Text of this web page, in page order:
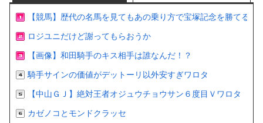
【競馬】歴代の名馬を見てもあの乗り方で宝塚記念を勝てる
ロジユニだけど謝ってもらおうか
【画像】和田騎手のキス相手は誰なんだ！？
騎手サインの価値がデットーリ以外安すぎワロタ
【中山ＧＪ】絶対王者オジュウチョウサン６度目Ｖワロタ
カゼノコとモンドクラッセ